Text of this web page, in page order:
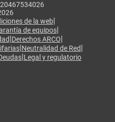
20467534026
de la web|
de equipos|
|Derechos ARCO|
|Neutralidad de Red|
|Legal y regulatorio